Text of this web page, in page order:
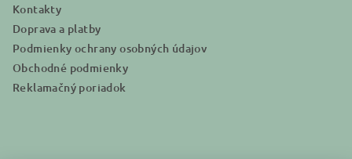
Kontakty
Doprava a platby
Podmienky ochrany osobných údajov
Obchodné podmienky
Reklamačný poriadok